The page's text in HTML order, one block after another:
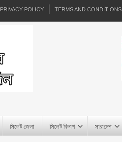
PRIVACY POLICY TERMS AND CONDITIONS
সিলেট জেলা সিলেট বিভাগ সারাদেশ